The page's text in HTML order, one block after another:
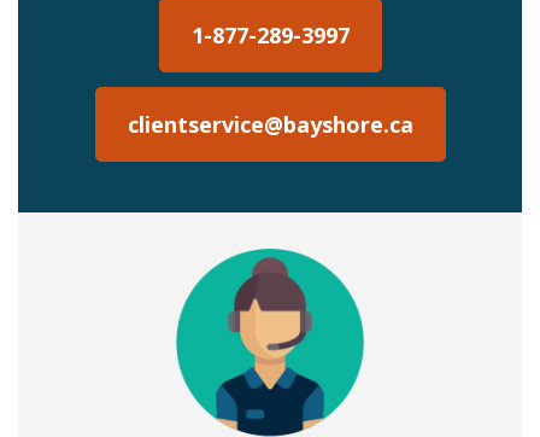
1-877-289-3997
clientservice@bayshore.ca